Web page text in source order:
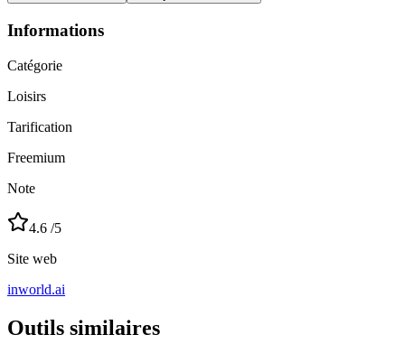
Informations
Catégorie
Loisirs
Tarification
Freemium
Note
4.6 /5
Site web
inworld.ai
Outils similaires